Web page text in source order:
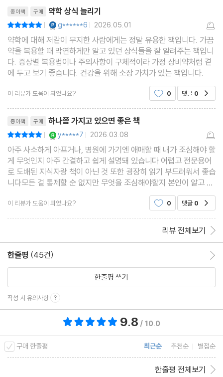
오메가3와 항산화제가 건강한 눈의 비결 - 시력을 지키는 영양소 조
합
인공눈물, 일회용과 다회용은 뭐가 달라요? - 보존제의 영향
노인의 실명을 예방하는 영양제 조합 - AREDS1, AREDS2
욱신욱신 무거운 다리 - 혈관보강제와 혈액순환제의 차이
피로 회복은 비타민 B군 - 세포 에너지 생성을 위한 필수 영양소
활력에는 코큐텐 - 에너지 충전과 항산화
Chapter 5. 정신과 신체의 균형
밤샘은 금물! - 수면 부족이 건강에 미치는 영향
처방전 없이 살 수 있는 수면제, 있을까요? - 수면제와 수면유도제
의 차이
약 없이 숙면하기 - 식탁에서 시작하는 건강한 수면법
개운한 아침을 위한 테아닌 - 카페인 부작용 없이 집중력 높이기
면접 볼 건데 너무 떨려요 - 우황청심원과 인데놀의 긴장 완화 효과
근력을 키우고 싶어도 마그네슘 - 운동 효과를 극대화하는 비결
집중력 저하, 기억력 감퇴 - 운동과 수면으로 건강하게
우울증 약 효과 좋은 Top5 & 부작용 적은 Top5
Chapter 6. 영양소의 힘
종이책 구매 약학 상식 늘리기
| g******6 | 2026.05.01
약학에 대해 저같이 무지한 사람에게는 정말 유용한 책입니다. 가끔
약을 복용할 때 막연하게만 알고 있던 상식들을 잘 알려주는 책입니
다. 증상별 복용법이나 주의사항이 구체적이라 가정 상비약처럼 곁
에 두고 보기 좋습니다. 건강을 위해 소장 가치가 있는 책입니다.
이 리뷰가 도움이 되었나요? 0 댓글 0
종이책 구매 하나쯤 가지고 있으면 좋은 책
| y*****7 | 2026.03.08
아주 사소하게 아프거나, 병원에 가기엔 애매할 때 내가 조심해야 할
게 무엇인지 아주 간결하고 쉽게 설명돼 있습니다 어렵고 전문용어
로 도배된 지식자랑 책이 아닌 것 또한 굉장히 읽기 부드러워서 좋습
니다모든 걸 통제할 순 없지만 무엇을 조심해야할지 본인이 알고 있
는 것과 모르는 것은 다르기에 만약 관심이 있다면 하나쯤 사도 좋을
것 같습니다
이 리뷰가 도움이 되었나요? 0 댓글 0
리뷰 전체보기
한줄평 (45건)
한줄평 쓰기
작성 시 유의사항
9.8 / 10.0
구매 한줄평 최근순 추천순 별점순
한줄평 전체보기